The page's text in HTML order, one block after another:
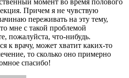
Причем я не чувствую
переживать на эту тему,
мне с такой проблемой
пожалуйста, что-нибудь.
к врачу, может хватит каких-то
то сколько оно примерно
спасибо!